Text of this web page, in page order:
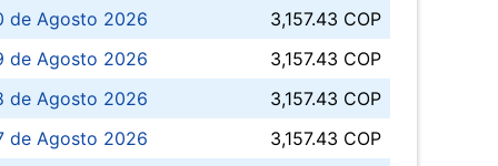
de Agosto 2026
3,157.43 COP
de Agosto 2026
3,157.43 COP
de Agosto 2026
3,157.43 COP
de Agosto 2026
3,157.43 COP